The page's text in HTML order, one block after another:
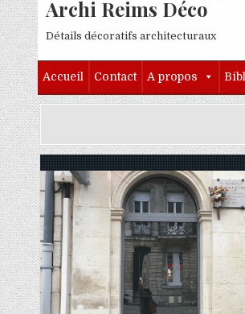
Archi Reims Déco
Détails décoratifs architecturaux
Accueil Contact A propos
Posted in